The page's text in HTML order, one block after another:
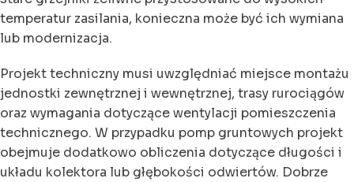
temperatur zasilania, konieczna może być ich wymiana
lub modernizacja.
Projekt techniczny musi uwzględniać miejsce montażu
jednostki zewnętrznej i wewnętrznej, trasy rurociągów
oraz wymagania dotyczące wentylacji pomieszczenia
technicznego. W przypadku pomp gruntowych projekt
obejmuje dodatkowo obliczenia dotyczące długości i
układu kolektora lub głębokości odwiertów. Dobrze